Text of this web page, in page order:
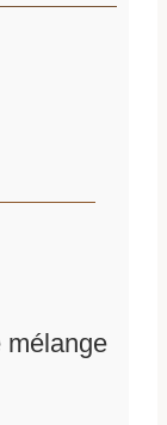
mélange